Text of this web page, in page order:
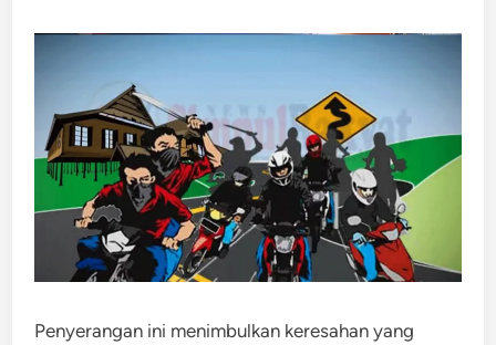
Penyerangan ini menimbulkan keresahan yang